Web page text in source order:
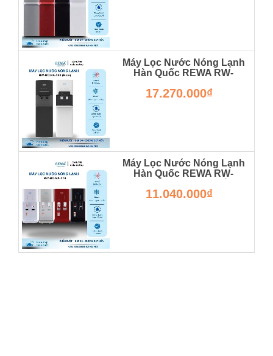
Máy Lọc Nước Nóng Lạnh
Hàn Quốc REWA RW-
Chính Hãng Rẻ Nhất Thị
17.270.000₫
Máy Lọc Nước Nóng Lạnh
Hàn Quốc REWA RW-
- Hàng Chính Hãng
11.040.000₫